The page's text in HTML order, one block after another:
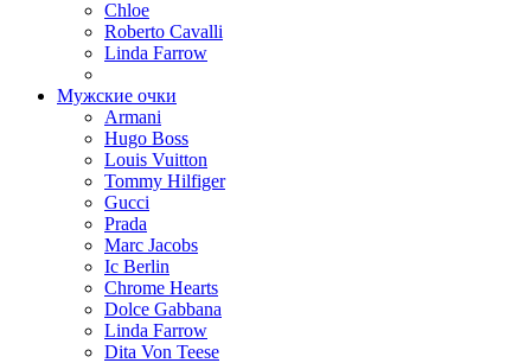
Chloe
Roberto Cavalli
Linda Farrow
Мужские очки
Armani
Hugo Boss
Louis Vuitton
Tommy Hilfiger
Gucci
Prada
Marc Jacobs
Ic Berlin
Chrome Hearts
Dolce Gabbana
Linda Farrow
Dita Von Teese